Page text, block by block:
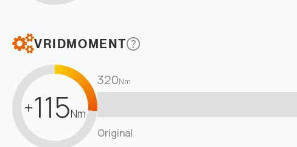
VRIDMOMENT
+115Nm
320Nm
Original